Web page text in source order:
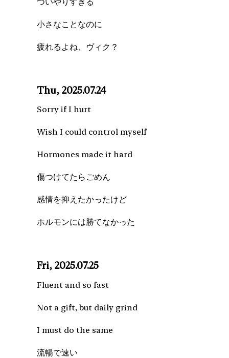
小さなことなのに
疲れるよね、ヴィク？
Thu, 2025.07.24
Sorry if I hurt
Wish I could control myself
Hormones made it hard
傷つけてたらごめん
感情を抑えたかったけど
ホルモンには勝てなかった
Fri, 2025.07.25
Fluent and so fast
Not a gift, but daily grind
I must do the same
流暢で速い